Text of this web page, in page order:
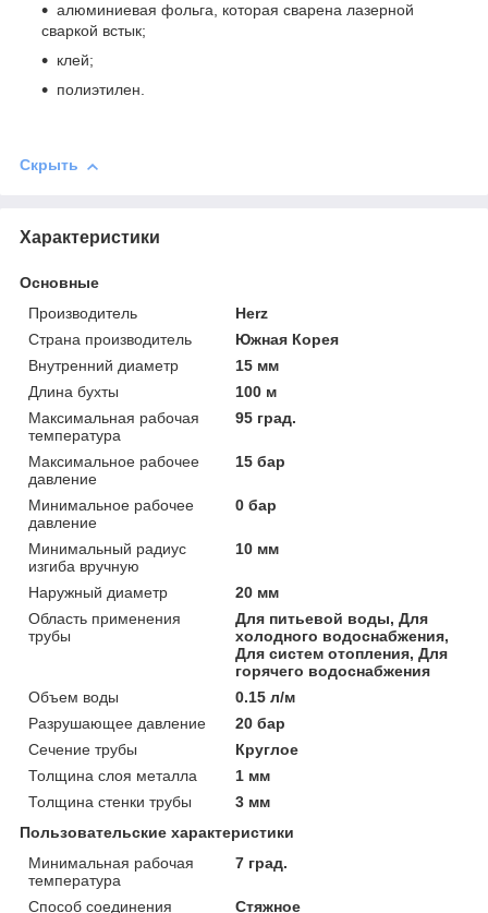
алюминиевая фольга, которая сварена лазерной
сваркой встык;
клей;
полиэтилен.
Скрыть
Характеристики
Основные
Производитель
Herz
Страна производитель
Южная Корея
Внутренний диаметр
15 мм
Длина бухты
100 м
Максимальная рабочая
температура
95 град.
Максимальное рабочее
давление
15 бар
Минимальное рабочее
давление
0 бар
Минимальный радиус
изгиба вручную
10 мм
Наружный диаметр
20 мм
Область применения
трубы
Для питьевой воды, Для
холодного водоснабжения,
Для систем отопления, Для
горячего водоснабжения
Объем воды
0.15 л/м
Разрушающее давление
20 бар
Сечение трубы
Круглое
Толщина слоя металла
1 мм
Толщина стенки трубы
3 мм
Пользовательские характеристики
Минимальная рабочая
температура
7 град.
Способ соединения Стяжное